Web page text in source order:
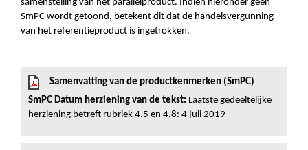
samenstelling van het parallelproduct. Indien hieronder geen
SmPC wordt getoond, betekent dit dat de handelsvergunning
van het referentieproduct is ingetrokken.
Samenvatting van de productkenmerken (SmPC)
SmPC Datum herziening van de tekst: Laatste gedeeltelijke
herziening betreft rubriek 4.5 en 4.8: 4 juli 2019